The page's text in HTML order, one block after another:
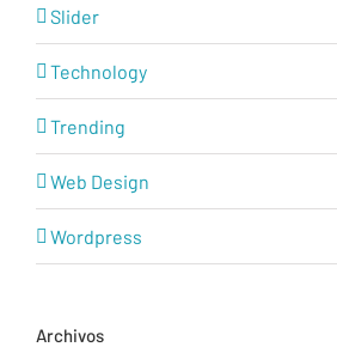
Slider
Technology
Trending
Web Design
Wordpress
Archivos